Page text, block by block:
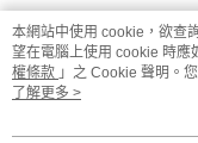
熱門標籤
本網站中使用 cookie，欲查
望在電腦上使用 cookie 時應
權條款 」之 Cookie 聲明。
用條款之 Cookie 聲明使用
了解更多 >